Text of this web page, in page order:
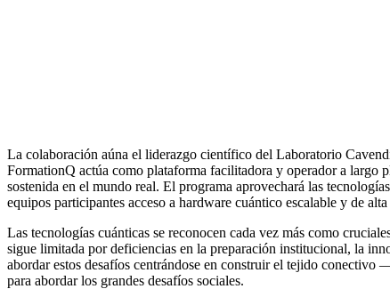
La colaboración aúna el liderazgo científico del Laboratorio
FormationQ actúa como plataforma facilitadora y operador a largo
sostenida en el mundo real. El programa aprovechará las
equipos participantes acceso a hardware cuántico escalable y de
Las tecnologías cuánticas se reconocen cada vez más como
sigue limitada por deficiencias en la preparación institucional, la
abordar estos desafíos centrándose en construir el tejido
para abordar los grandes desafíos sociales.